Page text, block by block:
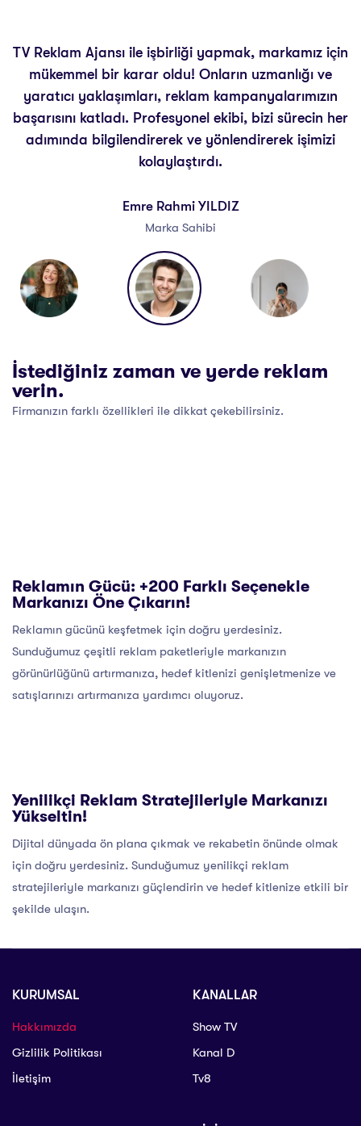
TV Reklam Ajansı ile işbirliği yapmak, markamız için
mükemmel bir karar oldu! Onların uzmanlığı ve
yaratıcı yaklaşımları, reklam kampanyalarımızın
başarısını katladı. Profesyonel ekibi, bizi sürecin her
adımında bilgilendirerek ve yönlendirerek işimizi
kolaylaştırdı.
Emre Rahmi YILDIZ
Marka Sahibi
İstediğiniz zaman ve yerde reklam
verin. ​
Firmanızın farklı özellikleri ile dikkat çekebilirsiniz.
Reklamın Gücü: +200 Farklı Seçenekle
Markanızı Öne Çıkarın!
Reklamın gücünü keşfetmek için doğru yerdesiniz.
Sunduğumuz çeşitli reklam paketleriyle markanızın
görünürlüğünü artırmanıza, hedef kitlenizi genişletmenize ve
satışlarınızı artırmanıza yardımcı oluyoruz.
Yenilikçi Reklam Stratejileriyle Markanızı
Yükseltin!
Dijital dünyada ön plana çıkmak ve rekabetin önünde olmak
için doğru yerdesiniz. Sunduğumuz yenilikçi reklam
stratejileriyle markanızı güçlendirin ve hedef kitlenize etkili bir
şekilde ulaşın.
KURUMSAL
Hakkımızda
Gizlilik Politikası
İletişim
KANALLAR
Show TV
Kanal D
Tv8